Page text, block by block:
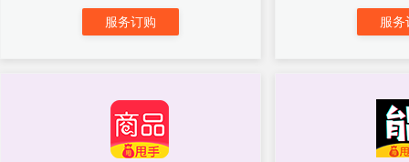
服务订购 服务